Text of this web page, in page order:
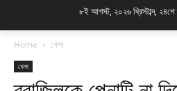
৮ই আগস্ট, ২০২৬ খ্রিস্টাব্দ, ২৪শে
Home খেলা
খেলা